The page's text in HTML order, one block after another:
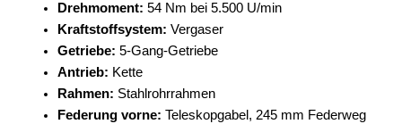
Drehmoment: 54 Nm bei 5.500 U/min
Kraftstoffsystem: Vergaser
Getriebe: 5-Gang-Getriebe
Antrieb: Kette
Rahmen: Stahlrohrrahmen
Federung vorne: Teleskopgabel, 245 mm Federweg